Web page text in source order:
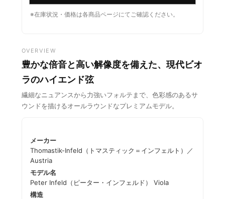
※在庫状況・価格は各商品ページにてご確認ください。
OVERVIEW
豊かな倍音と高い解像度を備えた、現代ビオ
ラのハイエンド弦
繊細なニュアンスから力強いフォルテまで、色彩感のあるサ
ウンドを描けるオールラウンドなプレミアムモデル。
メーカー
Thomastik-Infeld（トマスティック＝インフェルト）／
Austria
モデル名
Peter Infeld（ピーター・インフェルド） Viola
構造